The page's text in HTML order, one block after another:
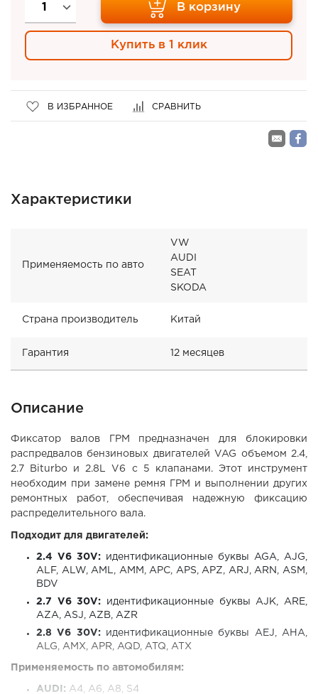
В корзину
Купить в 1 клик
В ИЗБРАННОЕ СРАВНИТЬ
Характеристики
Применяемость по авто
VW
AUDI
SEAT
SKODA
Страна производитель Китай
Гарантия 12 месяцев
Описание
Фиксатор валов ГРМ предназначен для блокировки
распредвалов бензиновых двигателей VAG объемом 2.4,
2.7 Biturbo и 2.8L V6 с 5 клапанами. Этот инструмент
необходим при замене ремня ГРМ и выполнении других
ремонтных работ, обеспечивая надежную фиксацию
распределительного вала.
Подходит для двигателей:
2.4 V6 30V: идентификационные буквы AGA, AJG,
ALF, ALW, AML, AMM, APC, APS, APZ, ARJ, ARN, ASM,
BDV
2.7 V6 30V: идентификационные буквы AJK, ARE,
AZA, ASJ, AZB, AZR
2.8 V6 30V:идентификационные буквы AEJ, AHA,
ALG, AMX, APR, AQD, ATQ, ATX
Применяемость по автомобилям:
AUDI: A4, A6, A8, S4